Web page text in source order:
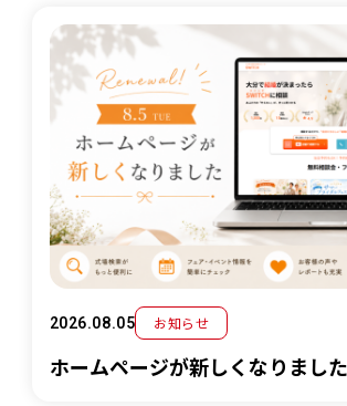
2026.08.05 お知らせ
ホームページが新しくなりました